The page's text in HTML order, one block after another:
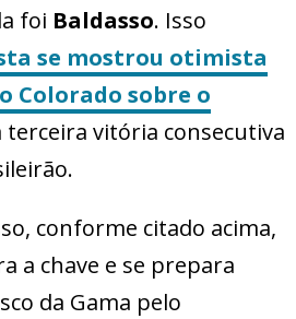
foi Baldasso. Isso
se mostrou otimista
Colorado sobre o
terceira vitória consecutiva
conforme citado acima,
a chave e se prepara
da Gama pelo